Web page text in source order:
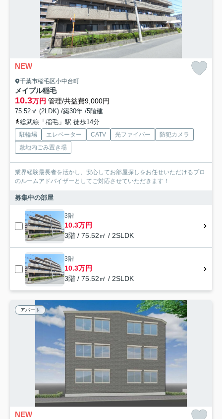
NEW
千葉市稲毛区小中台町
メイプル稲毛
10.3万円 管理/共益費9,000円
75.52㎡ (2LDK) /築30年 /5階建
総武線「稲毛」駅 徒歩14分
駐輪場 エレベーター CATV 光ファイバー
防犯カメラ
敷地内ごみ置き場
業界経験最長者を活かし、安心してお部屋探しをお任せいただけるプロ
のルームアドバイザーとしてご対応させていただきます！
募集中の部屋
3階
10.3万円
3階 / 75.52㎡ / 2SLDK
3階
10.3万円
3階 / 75.52㎡ / 2SLDK
アパート
NEW